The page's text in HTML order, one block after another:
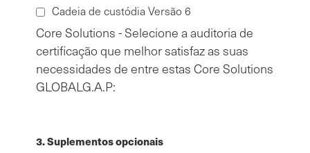
Cadeia de custódia Versão 6
Core Solutions - Selecione a auditoria de
certificação que melhor satisfaz as suas
necessidades de entre estas Core Solutions
GLOBALG.A.P:
3. Suplementos opcionais